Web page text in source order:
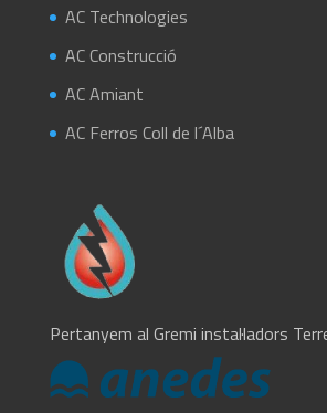
AC Technologies
AC Construcció
AC Amiant
AC Ferros Coll de l´Alba
Pertanyem al Gremi instal·ladors